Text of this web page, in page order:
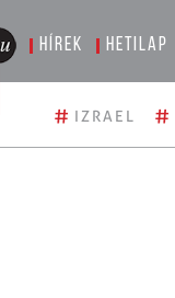
Hírek Hetilap
# IZRAEL #